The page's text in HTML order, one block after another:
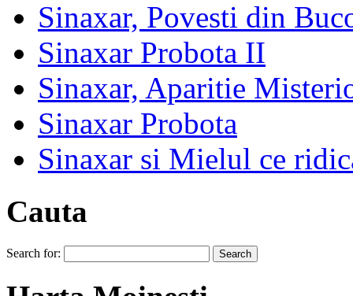
Sinaxar, Povesti din
Sinaxar Probota II
Sinaxar, Aparitie
Sinaxar Probota
Sinaxar si Mielul ce
Cauta
Search for: